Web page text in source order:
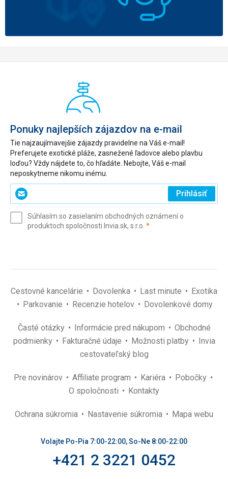
Ponuky najlepších zájazdov na e-mail
Tie najzaujímavejšie zájazdy pravidelne na Váš e-mail!
Preferujete exotické pláže, zasnežené ľadovce alebo plavbu
loďou? Vždy nájdete to, čo hľadáte. Nebojte, Váš e-mail
neposkytneme nikomu inému.
Zadajte
svoj
(povinné)
Prihlásiť
Súhlasím so zasielaním obchodných oznámení o
produktoch spoločnosti Invia.sk, s.r.o. *(povinné)
Cestovné kancelárie Dovolenka Last minute
Exotika
Parkovanie
Recenzie hotelov Dovolenkové domy
Časté otázky Informácie pred nákupom
Obchodné
podmienky
Fakturačné údaje Možnosti platby
Invia
cestovateľský blog
Pre novinárov Affiliate program Kariéra
Pobočky
O spoločnosti
Kontakty
Ochrana súkromia Nastavenie súkromia Mapa webu
Volajte Po-Pia 7:00-22:00, So-Ne 8:00-22:00
+421 2 3221 0452